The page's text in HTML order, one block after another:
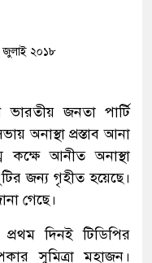
জুলাই ২০১৮
ভারতীয় জনতা পার্টি
অনাস্থা প্রস্তাব আনা
কক্ষে আনীত অনাস্থা
জন্য গৃহীত হয়েছে।
গেছে।
প্রথম দিনই টিডিপির
সুমিত্রা মহাজন।